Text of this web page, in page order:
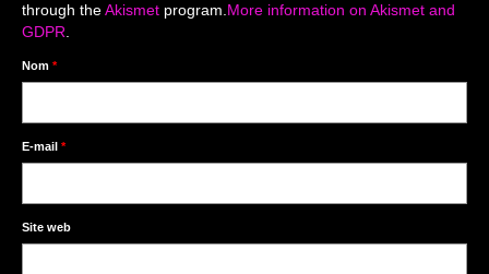
Photomontages
Prestations
Contact
Décors studio / Tenues / Accessoires
through theAkismet program.More information on Akismet and
GDPR.
Nom *
E-mail *
Site web